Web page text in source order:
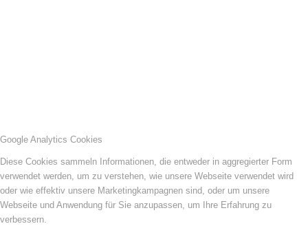
Google Analytics Cookies
Diese Cookies sammeln Informationen, die entweder in aggregierter Form
verwendet werden, um zu verstehen, wie unsere Webseite verwendet wird
oder wie effektiv unsere Marketingkampagnen sind, oder um unsere
Webseite und Anwendung für Sie anzupassen, um Ihre Erfahrung zu
verbessern.